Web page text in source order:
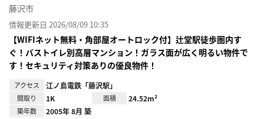
藤沢市
情報更新日 2026/08/09 10:35
【WIFIネット無料・角部屋オートロック付】辻堂駅徒歩圏内す
ぐ！バストイレ別高層マンション！ガラス面が広く明るい物件で
す！セキュリティ対策ありの優良物件！
アクセス 江ノ島電鉄「藤沢駅」
間取り 1K 面積 24.52m²
築年数 2005年 8月 築